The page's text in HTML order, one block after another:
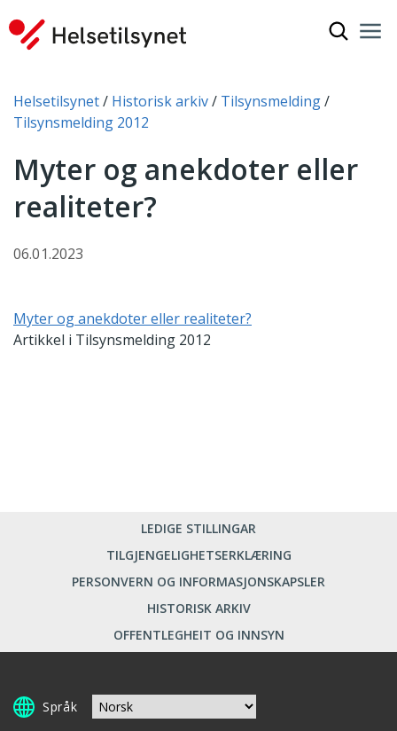
Du er her:
Helsetilsynet Historisk arkiv
Tilsynsmelding
Tilsynsmelding 2012
Myter og anekdoter eller
realiteter?
06.01.2023
Myter og anekdoter eller realiteter?
Artikkel i Tilsynsmelding 2012
LEDIGE STILLINGAR
TILGJENGELIGHETSERKLÆRING
PERSONVERN OG INFORMASJONSKAPSLER
HISTORISK ARKIV
OFFENTLEGHEIT OG INNSYN
Språk